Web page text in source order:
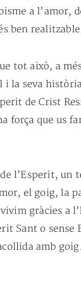
a
ben
tot això, a
la seva
de Crist
força que us
l’Esperit,
el goig, la
gràcies a
Sant o sense
amb